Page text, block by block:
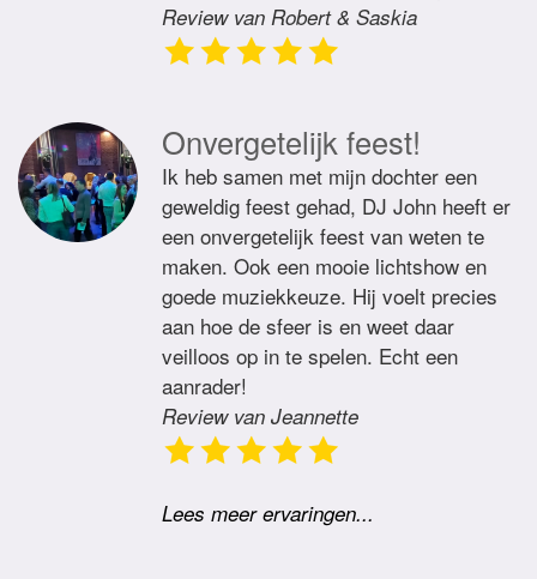
Review van Robert & Saskia
Onvergetelijk feest!
Ik heb samen met mijn dochter een
geweldig feest gehad, DJ John heeft er
een onvergetelijk feest van weten te
maken. Ook een mooie lichtshow en
goede muziekkeuze. Hij voelt precies
aan hoe de sfeer is en weet daar
veilloos op in te spelen. Echt een
aanrader!
Review van Jeannette
Lees meer ervaringen...